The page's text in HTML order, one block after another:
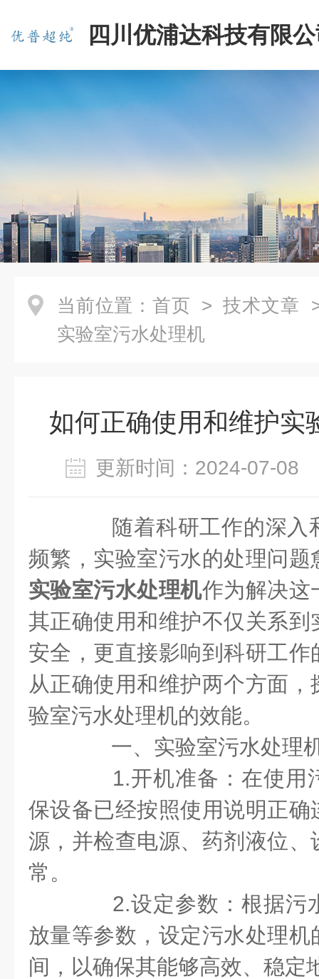
四川优浦达科技有限
当前位置： 首页 > 技术文章
实验室污水处理机
如何正确使用和维护实
更新时间：2024-07-
随着科研工作的深入
频繁，实验室污水的处理问
实验室污水处理机作为解决这
其正确使用和维护不仅关系
安全，更直接影响到科研工
从正确使用和维护两个方面
验室污水处理机的效能。
一、实验室污水处理
1.开机准备：在使用
保设备已经按照使用说明正
源，并检查电源、药剂液位
常。
2.设定参数：根据污
放量等参数，设定污水处理
间，以确保其能够高效、稳定